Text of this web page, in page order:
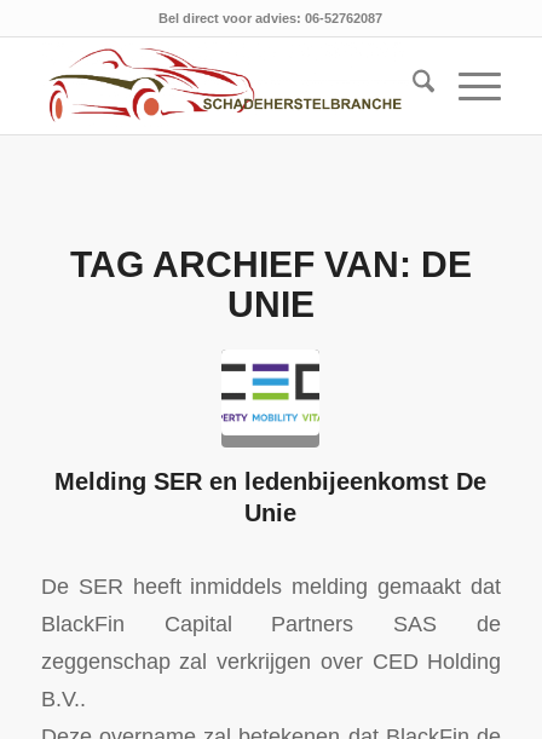
Bel direct voor advies: 06-52762087
TAG ARCHIEF VAN: DE
UNIE
Melding SER en ledenbijeenkomst De
Unie
De SER heeft inmiddels melding gemaakt dat
BlackFin Capital Partners SAS de
zeggenschap zal verkrijgen over CED Holding
B.V..